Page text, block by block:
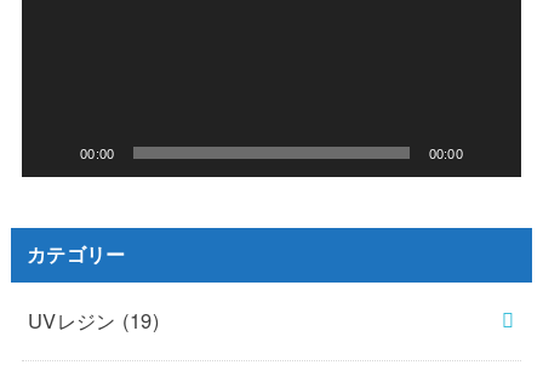
00:00 00:00
カテゴリー
UVレジン (19)